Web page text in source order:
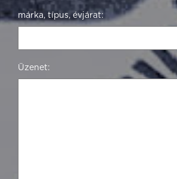
márka, típus, évjárat:
Üzenet: